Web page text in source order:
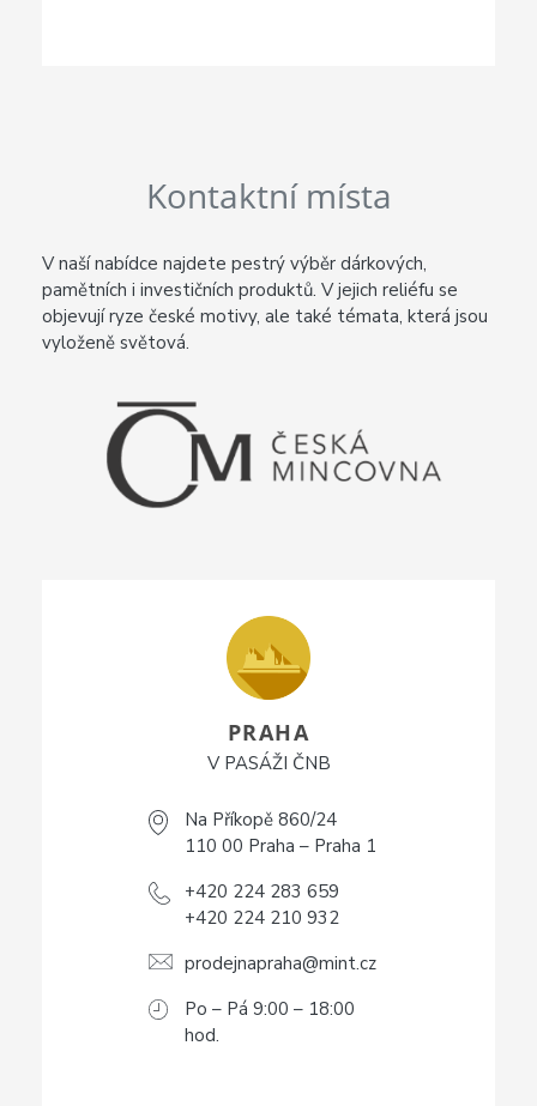
Kontaktní místa
V naší nabídce najdete pestrý výběr dárkových,
pamětních i investičních produktů. V jejich reliéfu se
objevují ryze české motivy, ale také témata, která jsou
vyloženě světová.
PRAHA
V PASÁŽI ČNB
Na Příkopě 860/24
110 00 Praha – Praha 1
+420 224 283 659
+420 224 210 932
prodejnapraha@mint.cz
Po – Pá 9:00 – 18:00
hod.